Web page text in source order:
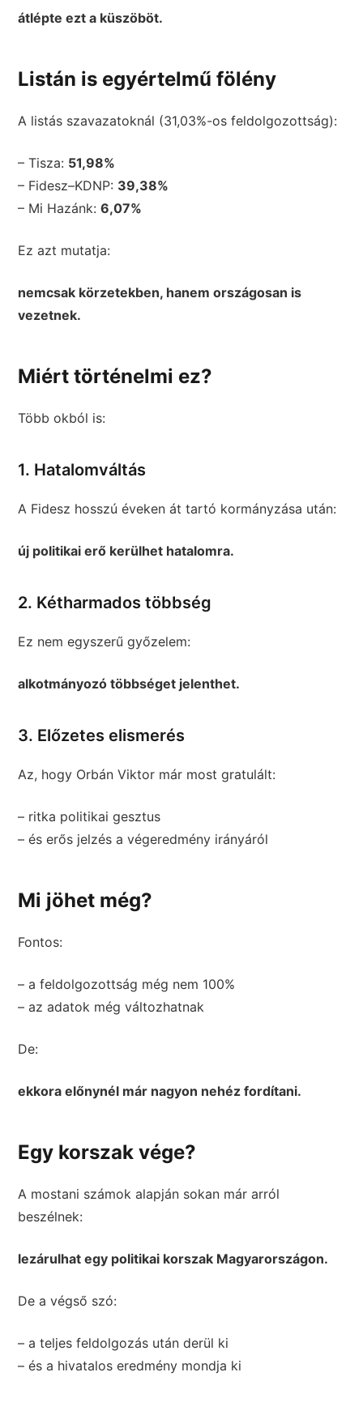
átlépte ezt a küszöböt.
Listán is egyértelmű fölény
A listás szavazatoknál (31,03%-os feldolgozottság):
– Tisza: 51,98%
– Fidesz–KDNP: 39,38%
– Mi Hazánk:6,07%
Ez azt mutatja:
nemcsak körzetekben, hanem országosan is
vezetnek.
Miért történelmi ez?
Több okból is:
1. Hatalomváltás
A Fidesz hosszú éveken át tartó kormányzása után:
új politikai erő kerülhet hatalomra.
2. Kétharmados többség
Ez nem egyszerű győzelem:
alkotmányozó többséget jelenthet.
3. Előzetes elismerés
Az, hogy Orbán Viktor már most gratulált:
– ritka politikai gesztus
– és erős jelzés a végeredmény irányáról
Mi jöhet még?
Fontos:
– a feldolgozottság még nem 100%
– az adatok még változhatnak
De:
ekkora előnynél már nagyon nehéz fordítani.
Egy korszak vége?
A mostani számok alapján sokan már arról
beszélnek:
lezárulhat egy politikai korszak Magyarországon.
De a végső szó:
– a teljes feldolgozás után derül ki
– és a hivatalos eredmény mondja ki